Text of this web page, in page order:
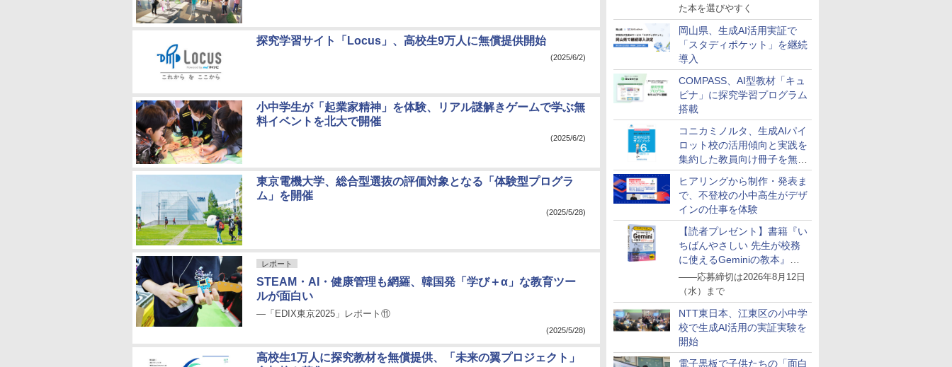
た本を選びやすく
岡山県、生成AI活用実証で
「スタディポケット」を継続
導入
COMPASS、AI型教材「キュ
ビナ」に探究学習プログラム
搭載
コニカミノルタ、生成AIパイ
ロット校の活用傾向と実践を
集約した教員向け冊子を無料
公開
ヒアリングから制作・発表ま
で、不登校の小中高生がデザ
インの仕事を体験
【読者プレゼント】書籍『い
ちばんやさしい 先生が校務
に使えるGeminiの教本』を
抽選で5名様にプレゼント
――応募締切は2026年8月12日
（水）まで
NTT東日本、江東区の小中学
校で生成AI活用の実証実験を
開始
電子黒板で子供たちの「面白
探究学習サイト「Locus」、高校生9万人に無償提供開始
(2025/6/2)
小中学生が「起業家精神」を体験、リアル謎解きゲームで学ぶ無
料イベントを北大で開催
(2025/6/2)
東京電機大学、総合型選抜の評価対象となる「体験型プログラ
ム」を開催
(2025/5/28)
レポート
STEAM・AI・健康管理も網羅、韓国発「学び＋α」な教育ツー
ルが面白い
―「EDIX東京2025」レポート⑪
(2025/5/28)
高校生1万人に探究教材を無償提供、「未来の翼プロジェクト」